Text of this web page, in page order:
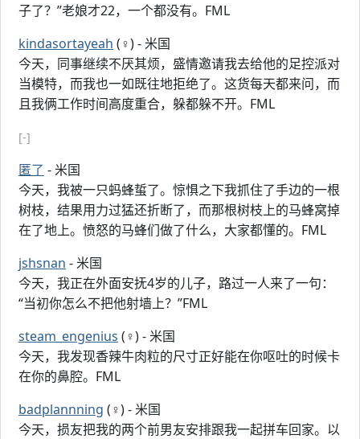
子了？”老娘才22，一个都没有。FML
kindasortayeah (♀) - 米国
今天，同事继续不厌其烦，盛情邀请我去给他的足控派对
当模特，而我也一如既往地拒绝了。这货每天都来问，而
且我俩工作时间高度重合，躲都躲不开。FML
[-]
匿了 - 米国
今天，我被一只蚂蜂蜇了。惊惧之下我抓住了手边的一根
树枝，结果用力过猛还折断了，而那根树枝上的马蜂窝掉
在了地上。愤怒的马蜂们做了什么，大家都懂的。FML
jshsnan - 米国
今天，我正在外面安抚4岁的儿子，路过一人来了一句：
“当初你怎么不把他射墙上？”FML
steam_engenius (♀) - 米国
今天，我发现香辣牛肉粒的尺寸正好能在你呕吐的时候卡
在你的鼻腔。FML
badplannning (♀) - 米国
今天，损友把我的两个前男友安排跟我一起拼车回家。以